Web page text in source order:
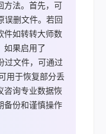
方法。首先，可
误删文件。若回
件如转转大师数
如果启用了
过文件，可通过
用于恢复部分丢
咨询专业数据恢
备份和谨慎操作